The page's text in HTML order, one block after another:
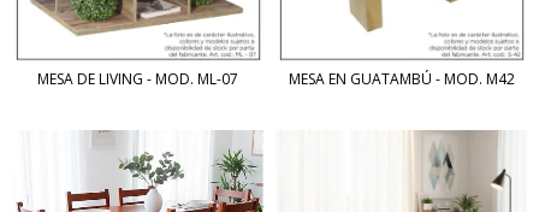
MESA DE LIVING - MOD. ML-07 MESA EN GUATAMBÚ - MOD. M42